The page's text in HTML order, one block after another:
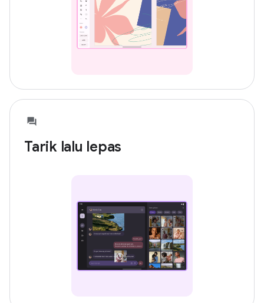
Tarik lalu lepas